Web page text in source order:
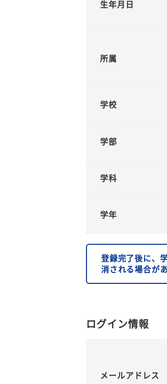
生年月日
所属
学校
学部
学科
学年
登録完了後に、
消される場合が
ログイン情報
メールアドレス